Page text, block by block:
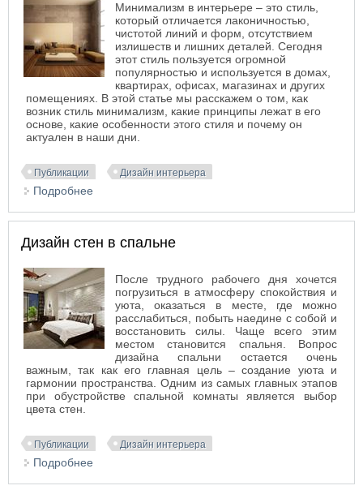
Минимализм в интерьере – это стиль,
который отличается лаконичностью,
чистотой линий и форм, отсутствием
излишеств и лишних деталей. Сегодня
этот стиль пользуется огромной
популярностью и используется в домах,
квартирах, офисах, магазинах и других
помещениях. В этой статье мы расскажем о том, как
возник стиль минимализм, какие принципы лежат в его
основе, какие особенности этого стиля и почему он
актуален в наши дни.
Публикации Дизайн интерьера
Подробнее
Дизайн стен в спальне
После трудного рабочего дня хочется
погрузиться в атмосферу спокойствия и
уюта, оказаться в месте, где можно
расслабиться, побыть наедине с собой и
восстановить силы. Чаще всего этим
местом становится спальня. Вопрос
дизайна спальни остается очень
важным, так как его главная цель – создание уюта и
гармонии пространства. Одним из самых главных этапов
при обустройстве спальной комнаты является выбор
цвета стен.
Публикации Дизайн интерьера
Подробнее